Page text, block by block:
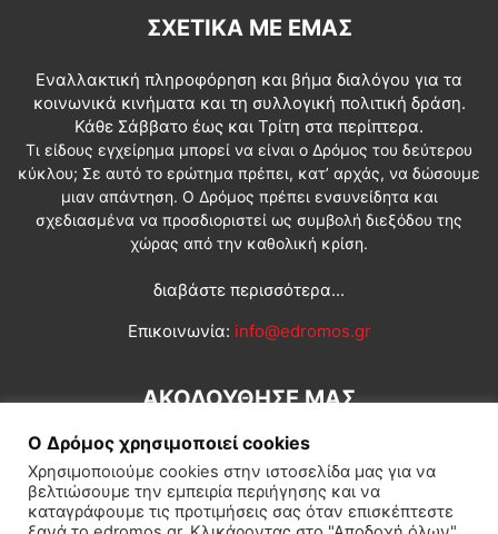
ΣΧΕΤΙΚΆ ΜΕ ΕΜΆΣ
Εναλλακτική πληροφόρηση και βήμα διαλόγου για τα
κοινωνικά κινήματα και τη συλλογική πολιτική δράση.
Κάθε Σάββατο έως και Τρίτη στα περίπτερα.
Τι είδους εγχείρημα μπορεί να είναι ο Δρόμος του δεύτερου
κύκλου; Σε αυτό το ερώτημα πρέπει, κατ’ αρχάς, να δώσουμε
μιαν απάντηση. Ο Δρόμος πρέπει ενσυνείδητα και
σχεδιασμένα να προσδιοριστεί ως συμβολή διεξόδου της
χώρας από την καθολική κρίση.
διαβάστε περισσότερα...
Επικοινωνία: info@edromos.gr
ΑΚΟΛΟΥΘΗΣΕ ΜΑΣ
Ο Δρόμος χρησιμοποιεί cookies
Χρησιμοποιούμε cookies στην ιστοσελίδα μας για να
βελτιώσουμε την εμπειρία περιήγησης και να
καταγράφουμε τις προτιμήσεις σας όταν επισκέπτεστε